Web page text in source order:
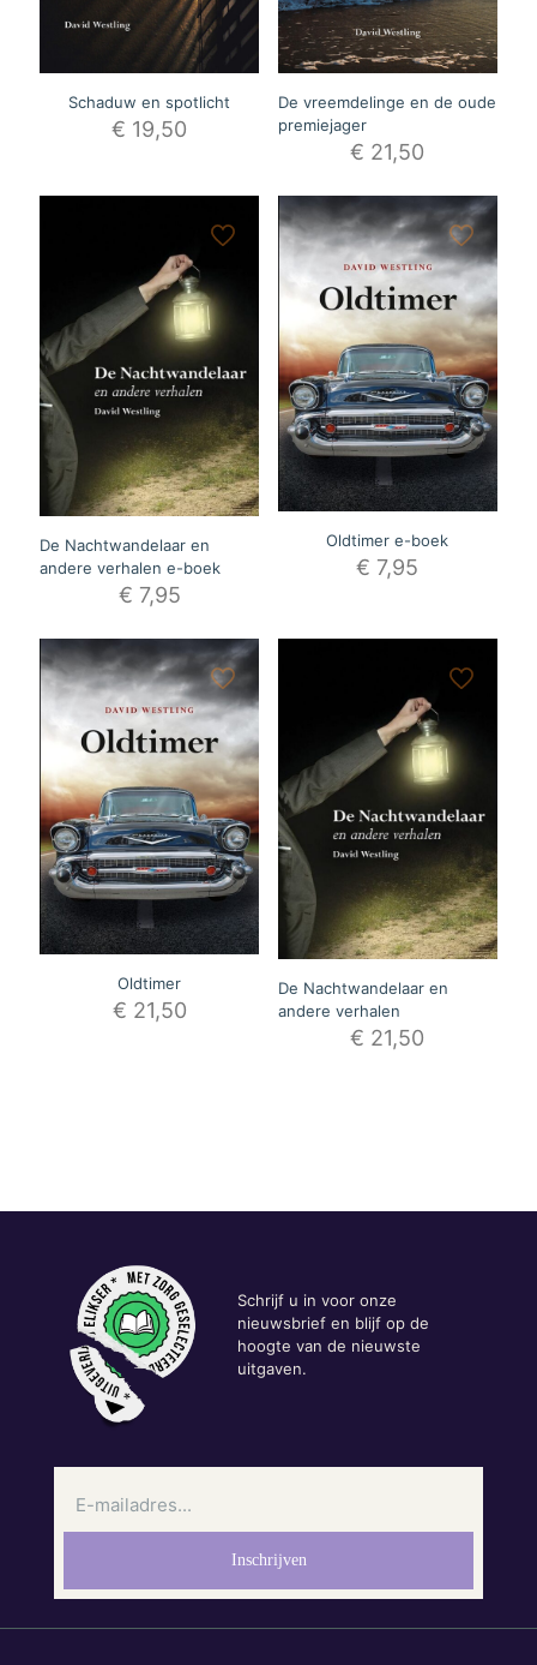
Schaduw en spotlicht
€ 19,50
De vreemdelinge en de oude
premiejager
€ 21,50
De Nachtwandelaar en
andere verhalen e-boek
€ 7,95
Oldtimer e-boek
€ 7,95
Oldtimer
€ 21,50
De Nachtwandelaar en
andere verhalen
€ 21,50
Schrijf u in voor onze
nieuwsbrief en blijf op de
hoogte van de nieuwste
uitgaven.